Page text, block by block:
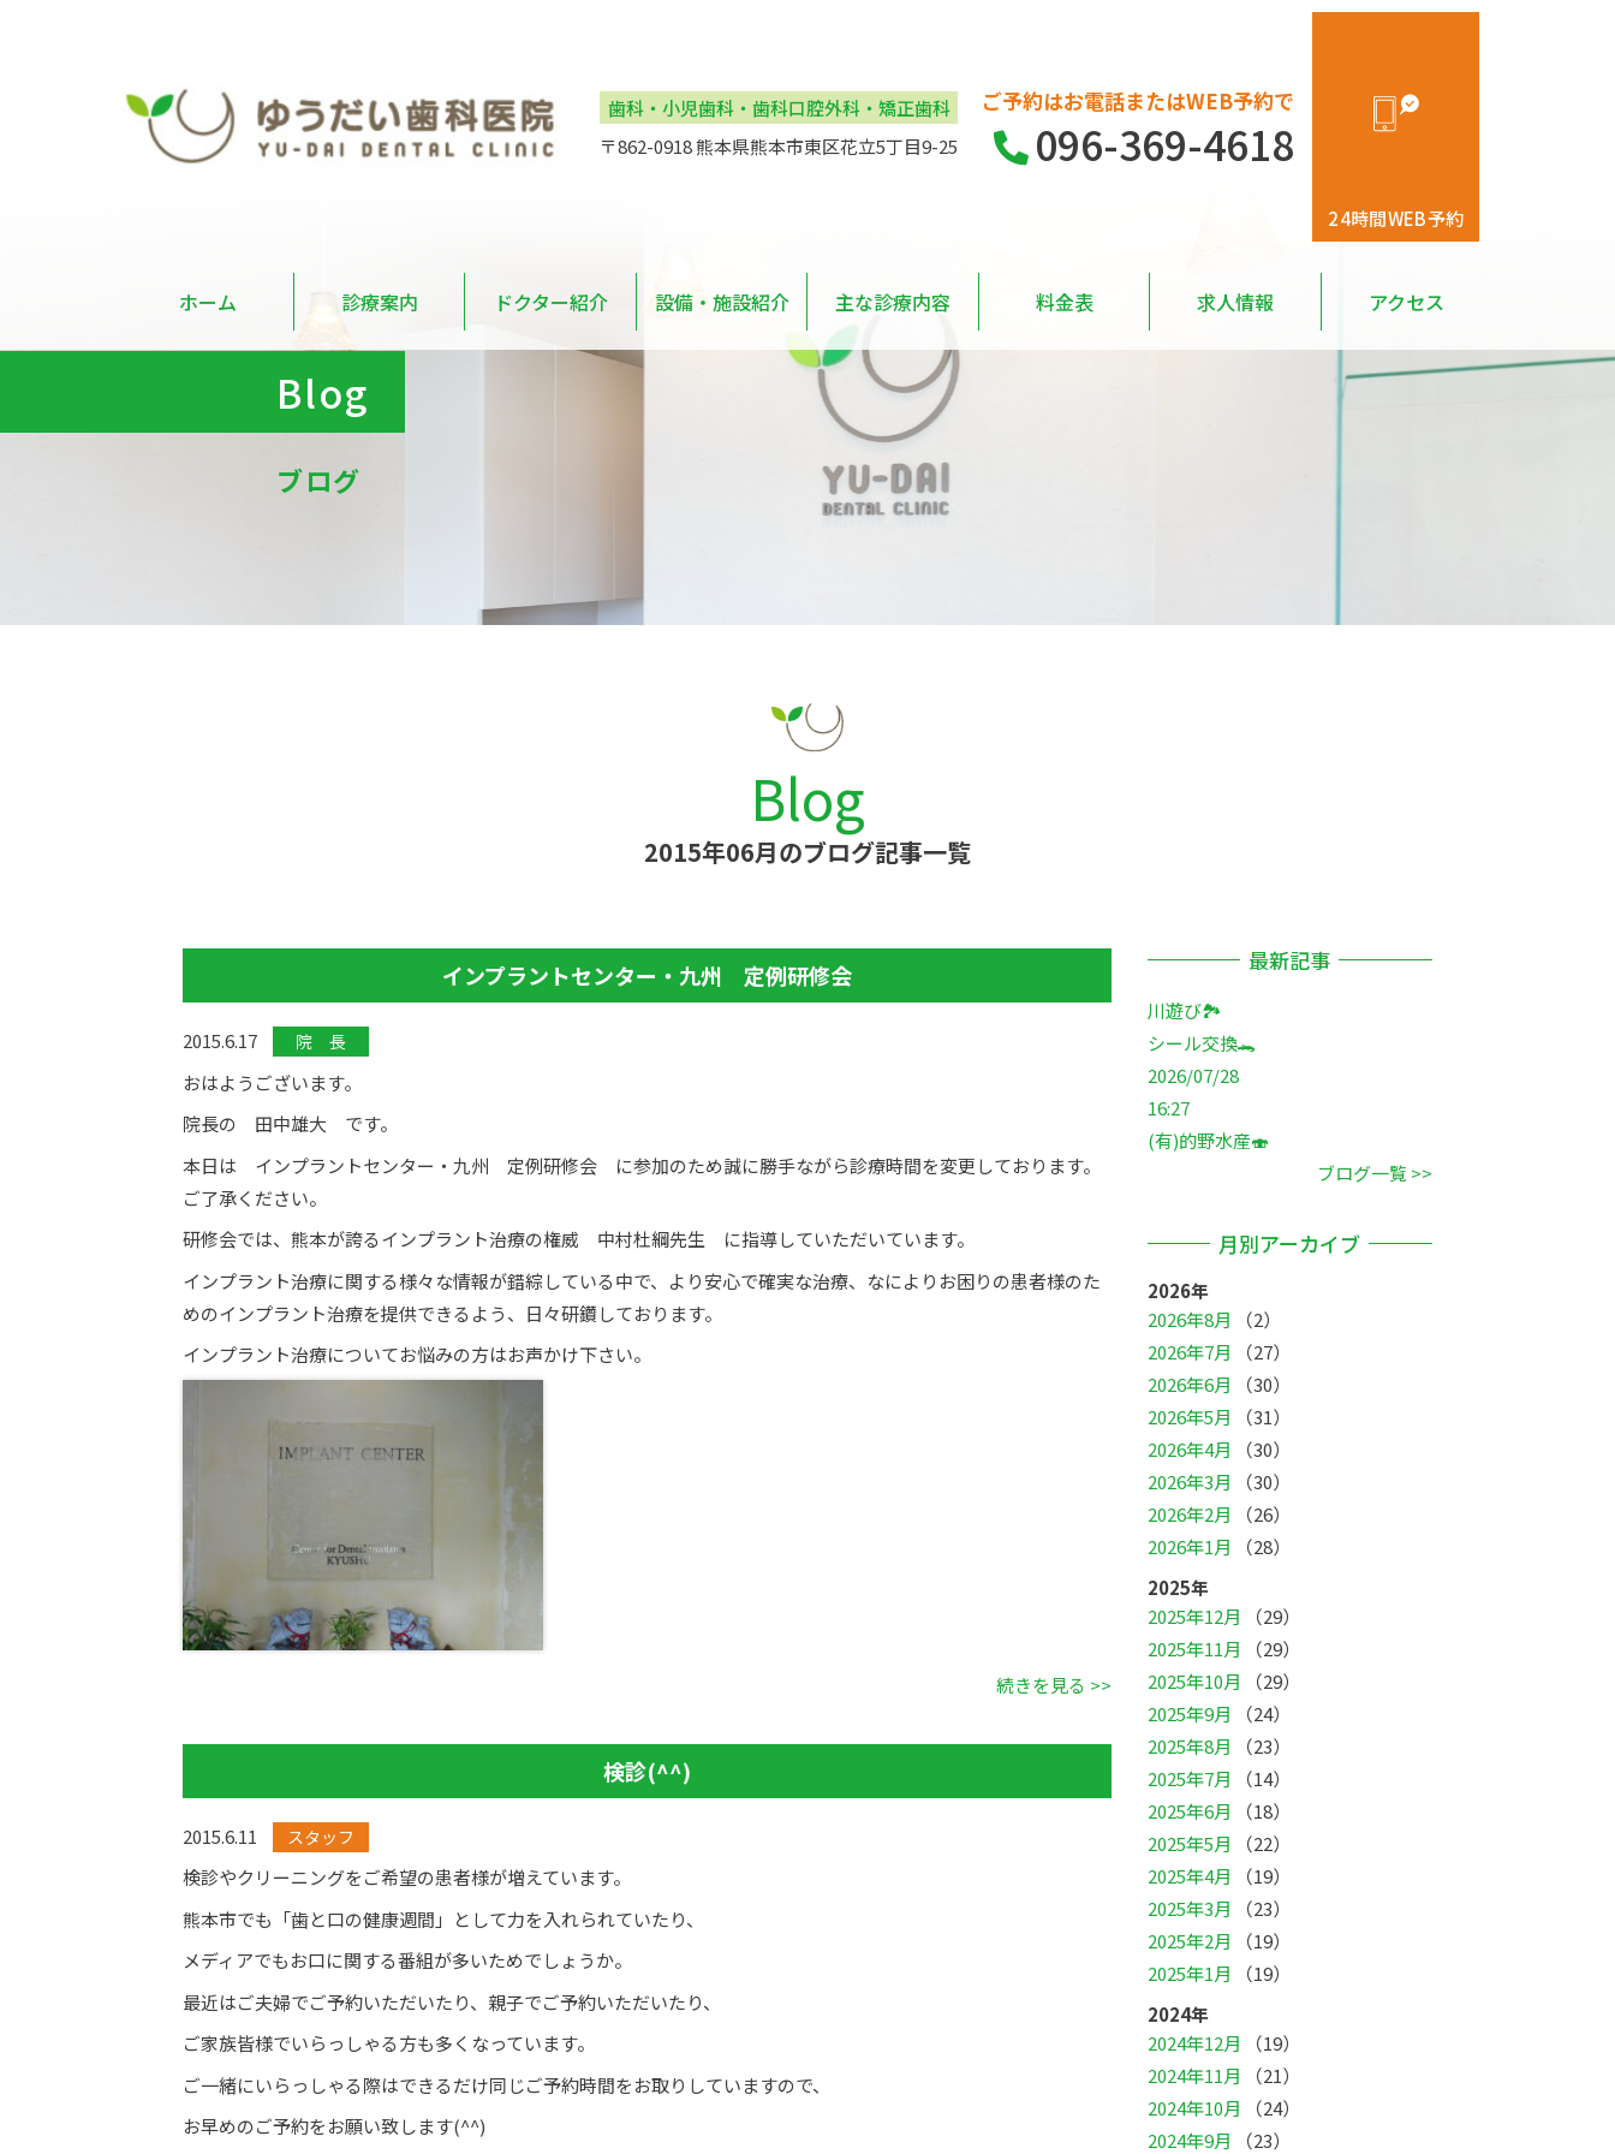
歯科・小児歯科・歯科口腔外科・矯正歯科
〒862-0918 熊本県熊本市東区花立5丁目9-25
ご予約はお電話またはWEB予約で
096-369-4618
24時間WEB予約
ホーム 診療案内 ドクター紹介 設備・施設紹介 主な診療内容 料金表 求人情報 アクセス
Blog
ブログ
Blog
2015年06月のブログ記事一覧
インプラントセンター・九州 定例研修会
2015.6.17 院 長
おはようございます。
院長の 田中雄大 です。
本日は インプラントセンター・九州 定例研修会 に参加のため誠に勝手ながら診療時間を変更しております。
ご了承ください。
研修会では、熊本が誇るインプラント治療の権威 中村杜綱先生 に指導していただいています。
インプラント治療に関する様々な情報が錯綜している中で、より安心で確実な治療、なによりお困りの患者様のた
めのインプラント治療を提供できるよう、日々研鑽しております。
インプラント治療についてお悩みの方はお声かけ下さい。
続きを見る >>
検診(^^)
2015.6.11 スタッフ
検診やクリーニングをご希望の患者様が増えています。
熊本市でも「歯と口の健康週間」として力を入れられていたり、
メディアでもお口に関する番組が多いためでしょうか。
最近はご夫婦でご予約いただいたり、親子でご予約いただいたり、
ご家族皆様でいらっしゃる方も多くなっています。
ご一緒にいらっしゃる際はできるだけ同じご予約時間をお取りしていますので、
お早めのご予約をお願い致します(^^)
最新記事
川遊び🏞️
シール交換🐊
2026/07/28
16:27
(有)的野水産🍣
ブログ一覧 >>
月別アーカイブ
2026年
2026年8月
（2）
2026年7月
（27）
2026年6月
（30）
2026年5月
（31）
2026年4月
（30）
2026年3月
（30）
2026年2月
（26）
2026年1月
（28）
2025年
2025年12月
（29）
2025年11月
（29）
2025年10月
（29）
2025年9月
（24）
2025年8月
（23）
2025年7月
（14）
2025年6月
（18）
2025年5月
（22）
2025年4月
（19）
2025年3月
（23）
2025年2月
（19）
2025年1月
（19）
2024年
2024年12月
（19）
2024年11月
（21）
2024年10月
（24）
2024年9月
（23）